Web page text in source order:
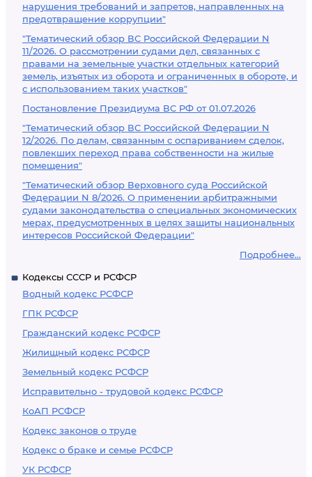
нарушения требований и запретов, направленных на
предотвращение коррупции"
"Тематический обзор ВС Российской Федерации N
11/2026. О рассмотрении судами дел, связанных с
правами на земельные участки отдельных категорий
земель, изъятых из оборота и ограниченных в обороте, и
с использованием таких участков"
Постановление Президиума ВС РФ от 01.07.2026
"Тематический обзор ВС Российской Федерации N
12/2026. По делам, связанным с оспариванием сделок,
повлекших переход права собственности на жилые
помещения"
"Тематический обзор Верховного суда Российской
Федерации N 8/2026. О применении арбитражными
судами законодательства о специальных экономических
мерах, предусмотренных в целях защиты национальных
интересов Российской Федерации"
Подробнее...
Кодексы СССР и РСФСР
Водный кодекс РСФСР
ГПК РСФСР
Гражданский кодекс РСФСР
Жилищный кодекс РСФСР
Земельный кодекс РСФСР
Исправительно - трудовой кодекс РСФСР
КоАП РСФСР
Кодекс законов о труде
Кодекс о браке и семье РСФСР
УК РСФСР